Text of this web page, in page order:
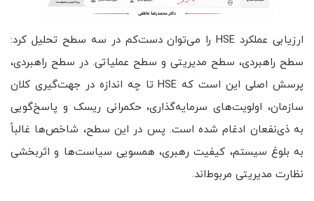
ارزیابی عملکرد HSE را می‌توان دست‌کم در سه سطح تحلیل کرد:
سطح راهبردی، سطح مدیریتی و سطح عملیاتی. در سطح راهبردی،
پرسش اصلی این است که HSE تا چه اندازه در جهت‌گیری کلان
سازمان، اولویت‌های سرمایه‌گذاری، حکمرانی ریسک و پاسخ‌گویی
به ذی‌نفعان ادغام شده است. پس در این سطح، شاخص‌ها غالباً
به بلوغ سیستم، کیفیت رهبری، همسویی سیاست‌ها و اثربخشی
نظارت مدیریتی مربوط‌اند.